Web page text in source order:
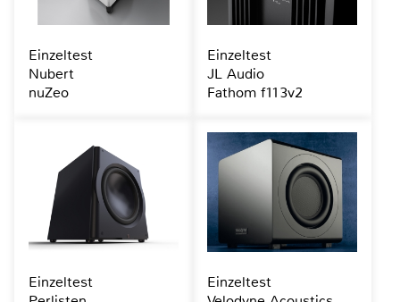
Einzeltest
Nubert
nuZeo
Einzeltest
JL Audio
Fathom f113v2
Einzeltest
Einzeltest